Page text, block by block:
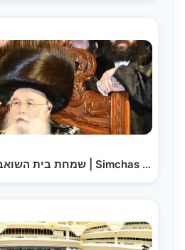
שמחת בית השואבה מישקולץ - תשפ"ד | Simchas Beis…